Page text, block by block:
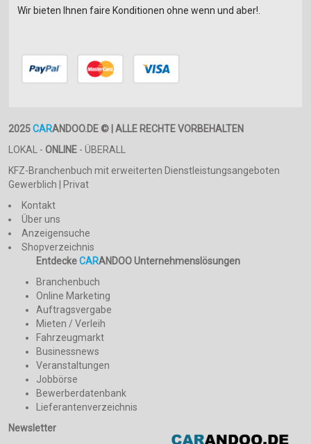
Wir bieten Ihnen faire Konditionen ohne wenn und aber!.
2025CARANDOO.DE © | ALLE RECHTE VORBEHALTEN
LOKAL - ONLINE - ÜBERALL
KFZ-Branchenbuch mit erweiterten Dienstleistungsangeboten
Gewerblich | Privat
Kontakt
Über uns
Anzeigensuche
Shopverzeichnis
EntdeckeCARANDOO Unternehmenslösungen
Branchenbuch
Online Marketing
Auftragsvergabe
Mieten / Verleih
Fahrzeugmarkt
Businessnews
Veranstaltungen
Jobbörse
Bewerberdatenbank
Lieferantenverzeichnis
Newsletter